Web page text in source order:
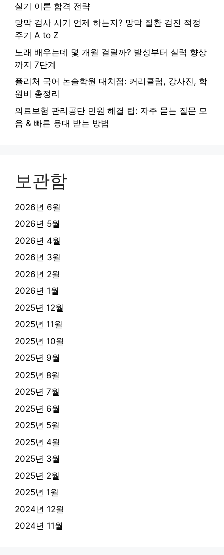
실기 이론 합격 전략
망막 검사 시기 언제 하는지? 망막 질환 검진 적정
주기 A to Z
노래 배우는데 몇 개월 걸릴까? 발성부터 실력 향상
까지 7단계
퓰리처 국어 논술학원 대치점: 커리큘럼, 강사진, 학
원비 총정리
의료보험 관리공단 민원 해결 팁: 자주 묻는 질문 모
음 & 빠른 응대 받는 방법
보관함
2026년 6월
2026년 5월
2026년 4월
2026년 3월
2026년 2월
2026년 1월
2025년 12월
2025년 11월
2025년 10월
2025년 9월
2025년 8월
2025년 7월
2025년 6월
2025년 5월
2025년 4월
2025년 3월
2025년 2월
2025년 1월
2024년 12월
2024년 11월